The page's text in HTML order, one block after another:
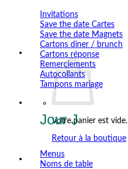
Votre panier est vide.
Retour à la boutique
Invitations
Save the date Cartes
Save the date Magnets
Cartons diner / brunch
Cartons réponse
Remerciements
Autocollants
Tampons mariage
Jour J
Menus
Noms de table